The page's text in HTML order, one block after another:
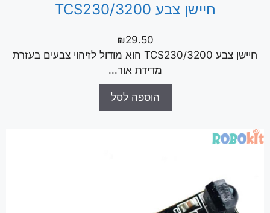
חיישן צבע TCS230/3200
₪29.50
חיישן צבע TCS230/3200 הוא מודול לזיהוי צבעים בעזרת
מדידת אור...
הוספה לסל